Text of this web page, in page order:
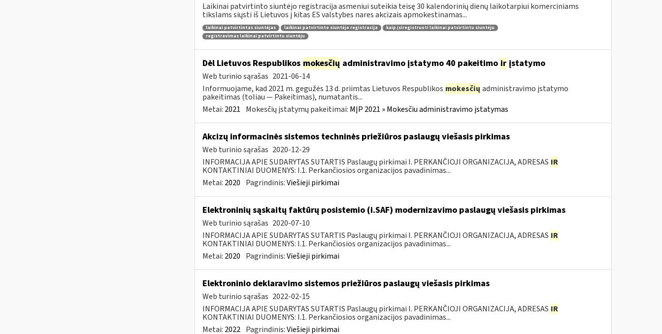
Laikinai patvirtinto siuntėjo registracija asmeniui suteikia teisę 30 kalendorinių dienų laikotarpiui komerciniams
tikslams siųsti iš Lietuvos į kitas ES valstybes nares akcizais apmokestinamas...
laikinai patvirtintas siuntėjas laikinai patvirtinto siuntėjo registracija
kaip įsiregistruoti laikinai patvirtintu siuntėju
registravimas laikinai patvirtintu siuntėju
Dėl Lietuvos Respublikos mokesčių administravimo įstatymo 40 pakeitimo irįstatymo
Web turinio sąrašas 2021-06-14
Informuojame, kad 2021 m. gegužės 13 d. priimtas Lietuvos Respublikos mokesčių administravimo įstatymo
pakeitimas (toliau — Pakeitimas), numatantis...
Metai: 2021 Mokesčių įstatymų pakeitimai: MĮP 2021 » Mokesčiu administravimo įstatymas
Akcizų informacinės sistemos techninės priežiūros paslaugų viešasis pirkimas
Web turinio sąrašas 2020-12-29
INFORMACIJA APIE SUDARYTAS SUTARTIS Paslaugų pirkimai I. PERKANČIOJI ORGANIZACIJA, ADRESAS IR
KONTAKTINIAI DUOMENYS: I.1. Perkančiosios organizacijos pavadinimas...
Metai: 2020 Pagrindinis:Viešieji pirkimai
Elektroninių sąskaitų faktūrų posistemio (i.SAF) modernizavimo paslaugų viešasis pirkimas
Web turinio sąrašas 2020-07-10
INFORMACIJA APIE SUDARYTAS SUTARTIS Paslaugų pirkimai I. PERKANČIOJI ORGANIZACIJA, ADRESAS IR
KONTAKTINIAI DUOMENYS: I.1. Perkančiosios organizacijos pavadinimas...
Metai: 2020 Pagrindinis:Viešieji pirkimai
Elektroninio deklaravimo sistemos priežiūros paslaugų viešasis pirkimas
Web turinio sąrašas 2022-02-15
INFORMACIJA APIE SUDARYTAS SUTARTIS Paslaugų pirkimai I. PERKANČIOJI ORGANIZACIJA, ADRESAS IR
KONTAKTINIAI DUOMENYS: I.1. Perkančiosios organizacijos pavadinimas...
Metai: 2022 Pagrindinis:Viešieji pirkimai